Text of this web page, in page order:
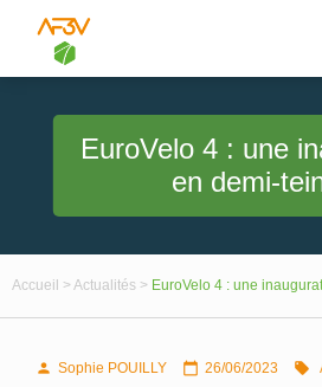
EuroVelo 4 : une
en demi-
Accueil > Actualités > EuroVelo 4 : une
 Sophie POUILLY  26/06/2023 